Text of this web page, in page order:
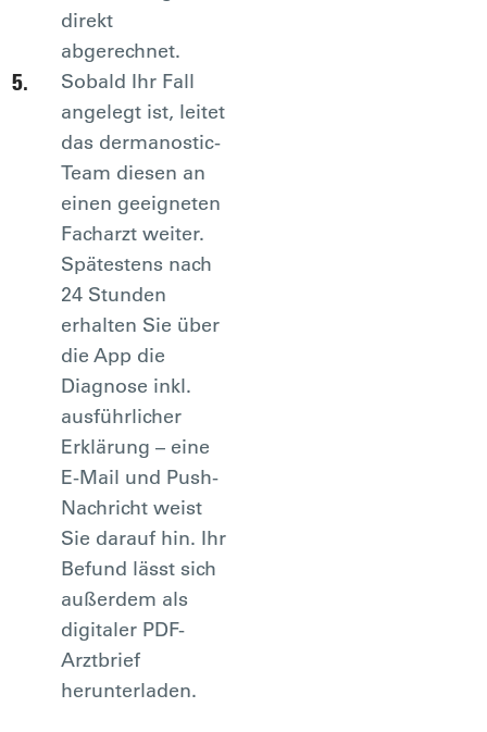
direkt
abgerechnet.
Sobald Ihr Fall
angelegt ist, leitet
das dermanostic-
Team diesen an
einen geeigneten
Facharzt weiter.
Spätestens nach
24 Stunden
erhalten Sie über
die App die
Diagnose inkl.
ausführlicher
Erklärung – eine
E-Mail und Push-
Nachricht weist
Sie darauf hin. Ihr
Befund lässt sich
außerdem als
digitaler PDF-
Arztbrief
herunterladen.